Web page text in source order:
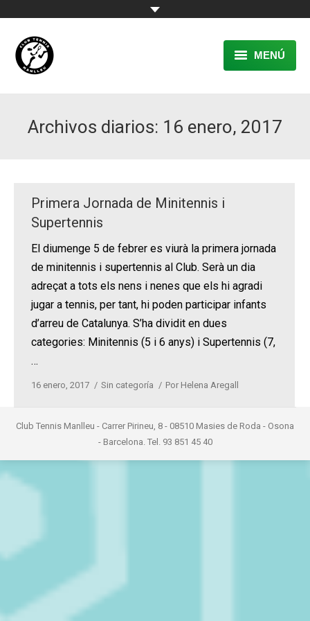
MENÚ
RESERVA
CONTACTE
Archivos diarios: 16 enero, 2017
Primera Jornada de Minitennis i
Supertennis
El diumenge 5 de febrer es viurà la primera jornada
de minitennis i supertennis al Club. Serà un dia
adreçat a tots els nens i nenes que els hi agradi
jugar a tennis, per tant, hi poden participar infants
d’arreu de Catalunya. S’ha dividit en dues
categories: Minitennis (5 i 6 anys) i Supertennis (7,
…
16 enero, 2017 Sin categoría Por Helena Aregall
Club Tennis Manlleu - Carrer Pirineu, 8 - 08510 Masies de Roda - Osona
- Barcelona. Tel. 93 851 45 40